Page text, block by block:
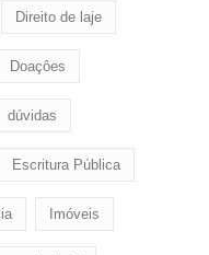
Direito de laje
Doaçôes
dúvidas
Escritura Pública
Imóveis